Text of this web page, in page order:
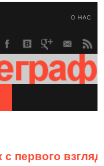
О НАС
с первого